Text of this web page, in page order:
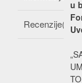
Recenzije(0)
u